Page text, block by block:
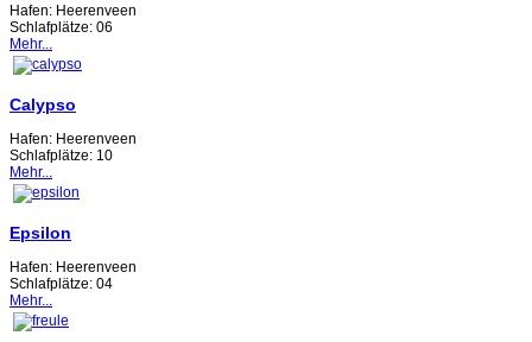
Hafen: Heerenveen
Schlafplätze: 06
Mehr...
Calypso
Hafen: Heerenveen
Schlafplätze: 10
Mehr...
Epsilon
Hafen: Heerenveen
Schlafplätze: 04
Mehr...